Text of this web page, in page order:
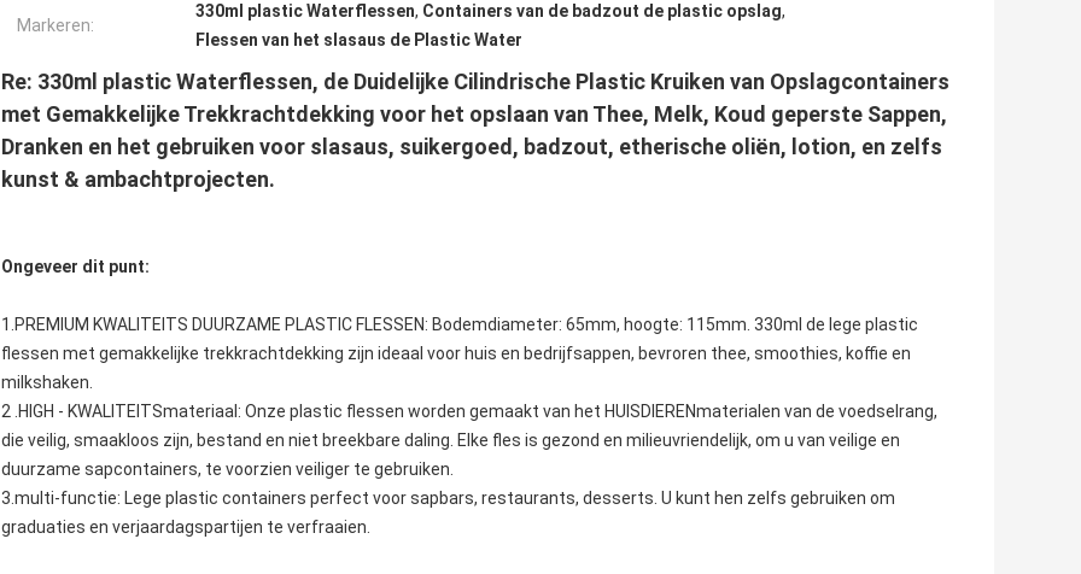
Markeren:
330ml plastic Waterflessen, Containers van de badzout de plastic opslag,
Flessen van het slasaus de Plastic Water
Re: 330ml plastic Waterflessen, de Duidelijke Cilindrische Plastic Kruiken van Opslagcontainers
met Gemakkelijke Trekkrachtdekking voor het opslaan van Thee, Melk, Koud geperste Sappen,
Dranken en het gebruiken voor slasaus, suikergoed, badzout, etherische oliën, lotion, en zelfs
kunst & ambachtprojecten.
Ongeveer dit punt:
1.PREMIUM KWALITEITS DUURZAME PLASTIC FLESSEN: Bodemdiameter: 65mm, hoogte: 115mm. 330ml de lege plastic
flessen met gemakkelijke trekkrachtdekking zijn ideaal voor huis en bedrijfsappen, bevroren thee, smoothies, koffie en
milkshaken.
2 .HIGH - KWALITEITSmateriaal: Onze plastic flessen worden gemaakt van het HUISDIERENmaterialen van de voedselrang,
die veilig, smaakloos zijn, bestand en niet breekbare daling. Elke fles is gezond en milieuvriendelijk, om u van veilige en
duurzame sapcontainers, te voorzien veiliger te gebruiken.
3.multi-functie: Lege plastic containers perfect voor sapbars, restaurants, desserts. U kunt hen zelfs gebruiken om
graduaties en verjaardagspartijen te verfraaien.